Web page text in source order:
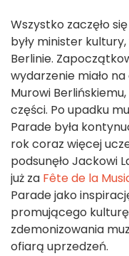
Wszystko zaczęło
były minister kultury,
Berlinie.
wydarzenie miało
Murowi
części. Po upadku
Parade była
rok coraz więcej
podsunęło Jackowi
już za Fête de la
Parade jako
promującego
zdemonizowania
ofiarą uprzedzeń.